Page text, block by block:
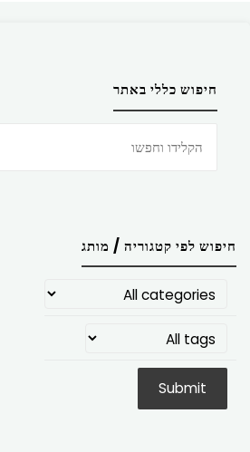
חיפוש כללי באתר
חיפוש לפי קטגוריה / מותג